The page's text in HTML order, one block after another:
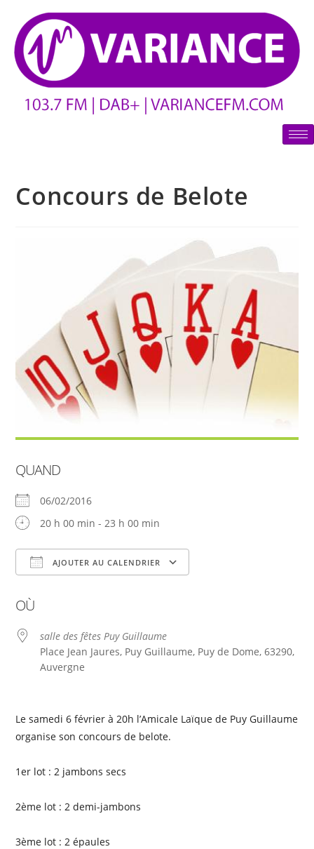
Concours de Belote
QUAND
06/02/2016
20 h 00 min - 23 h 00 min
AJOUTER AU CALENDRIER
OÙ
salle des fêtes Puy Guillaume
Place Jean Jaures, Puy Guillaume, Puy de Dome, 63290,
Auvergne
Le samedi 6 février à 20h l’Amicale Laïque de Puy Guillaume
organise son concours de belote.
1er lot : 2 jambons secs
2ème lot : 2 demi-jambons
3ème lot : 2 épaules